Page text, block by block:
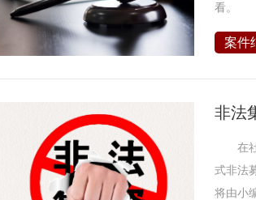
看。
案件
非法
在社
式非法
将由小